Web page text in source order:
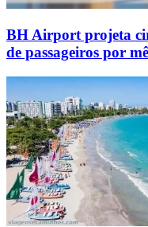
BH Airport projeta
de passageiros por